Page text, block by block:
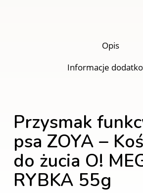
Opis
Informacje
Przysmak
psa ZOYA –
do żucia O!
RYBKA 55g